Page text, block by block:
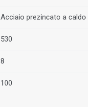
Acciaio prezincato a
530
8
100